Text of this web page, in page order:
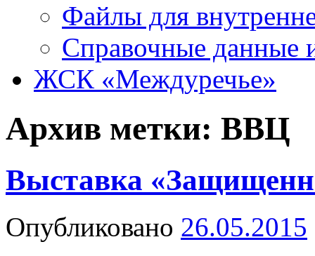
Файлы для
Справочные данные
ЖСК «Междуречье»
Архив метки: ВВЦ
Выставка
Опубликовано 26.05.2015